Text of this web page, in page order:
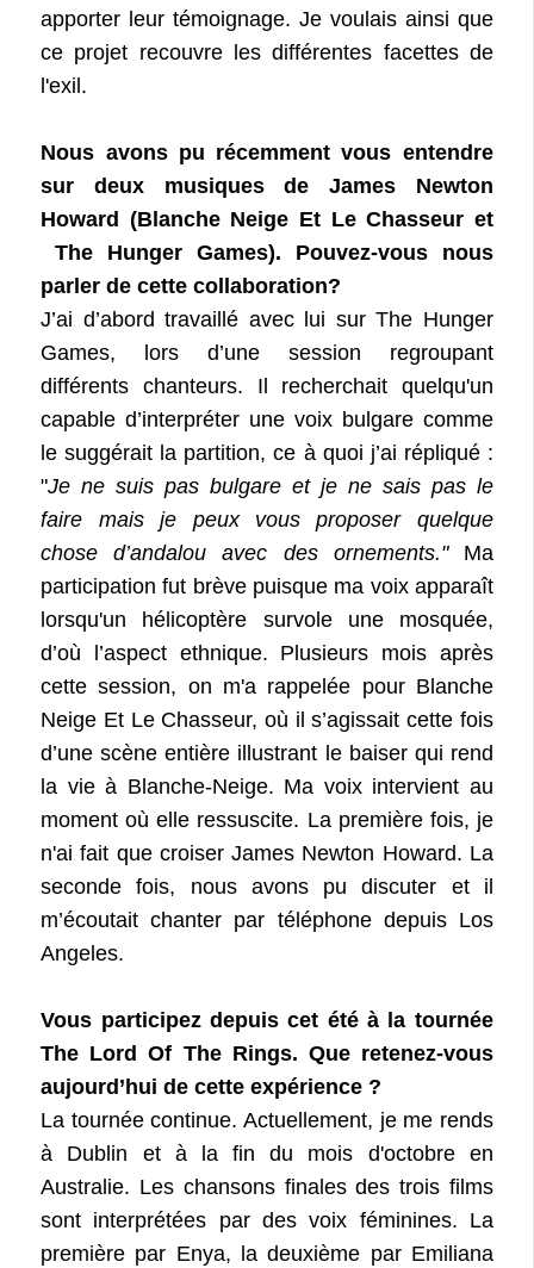
apporter leur témoignage. Je voulais ainsi que
ce projet recouvre les différentes facettes de
l'exil.
Nous avons pu récemment vous entendre
sur deux musiques de James Newton
Howard (Blanche Neige Et Le Chasseur et
The Hunger Games). Pouvez-vous nous
parler de cette collaboration?
J’ai d’abord travaillé avec lui sur The Hunger
Games, lors d’une session regroupant
différents chanteurs. Il recherchait quelqu'un
capable d’interpréter une voix bulgare comme
le suggérait la partition, ce à quoi j’ai répliqué :
"Je ne suis pas bulgare et je ne sais pas le
faire mais je peux vous proposer quelque
chose d’andalou avec des ornements."Ma
participation fut brève puisque ma voix apparaît
lorsqu'un hélicoptère survole une mosquée,
d’où l’aspect ethnique. Plusieurs mois après
cette session, on m'a rappelée pour Blanche
Neige Et Le Chasseur, où il s’agissait cette fois
d’une scène entière illustrant le baiser qui rend
la vie à Blanche-Neige. Ma voix intervient au
moment où elle ressuscite. La première fois, je
n'ai fait que croiser James Newton Howard. La
seconde fois, nous avons pu discuter et il
m’écoutait chanter par téléphone depuis Los
Angeles.
Vous participez depuis cet été à la tournée
The Lord Of The Rings. Que retenez-vous
aujourd’hui de cette expérience ?
La tournée continue. Actuellement, je me rends
à Dublin et à la fin du mois d'octobre en
Australie. Les chansons finales des trois films
sont interprétées par des voix féminines. La
première par Enya, la deuxième par Emiliana